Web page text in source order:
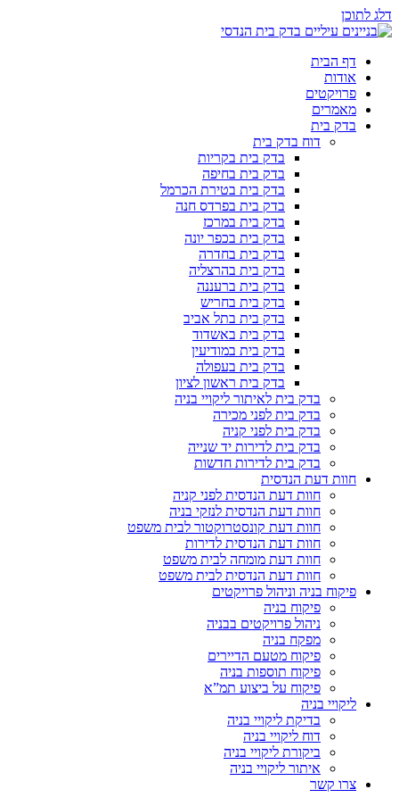
דלג לתוכן
דף הבית
אודות
פרויקטים
מאמרים
בדק בית
דוח בדק בית
בדק בית בקריות
בדק בית בחיפה
בדק בית בטירת הכרמל
בדק בית בפרדס חנה
בדק בית במרכז
בדק בית בכפר יונה
בדק בית בחדרה
בדק בית בהרצליה
בדק בית ברעננה
בדק בית בחריש
בדק בית בתל אביב
בדק בית באשדוד
בדק בית במודיעין
בדק בית בעפולה
בדק בית ראשון לציון
בדק בית לאיתור ליקויי בניה
בדק בית לפני מכירה
בדק בית לפני קניה
בדק בית לדירות יד שנייה
בדק בית לדירות חדשות
חוות דעת הנדסית
חוות דעת הנדסית לפני קניה
חוות דעת הנדסית לנזקי בניה
חוות דעת קונסטרוקטור לבית משפט
חוות דעת הנדסית לדירות
חוות דעת מומחה לבית משפט
חוות דעת הנדסית לבית משפט
פיקוח בניה וניהול פרויקטים
פיקוח בניה
ניהול פרויקטים בבניה
מפקח בניה
פיקוח מטעם הדיירים
פיקוח תוספות בניה
פיקוח על ביצוע תמ”א
ליקויי בניה
בדיקת ליקויי בניה
דוח ליקויי בניה
ביקורת ליקויי בניה
איתור ליקויי בניה
צרו קשר